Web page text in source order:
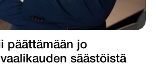
päättämään jo
säästöistä